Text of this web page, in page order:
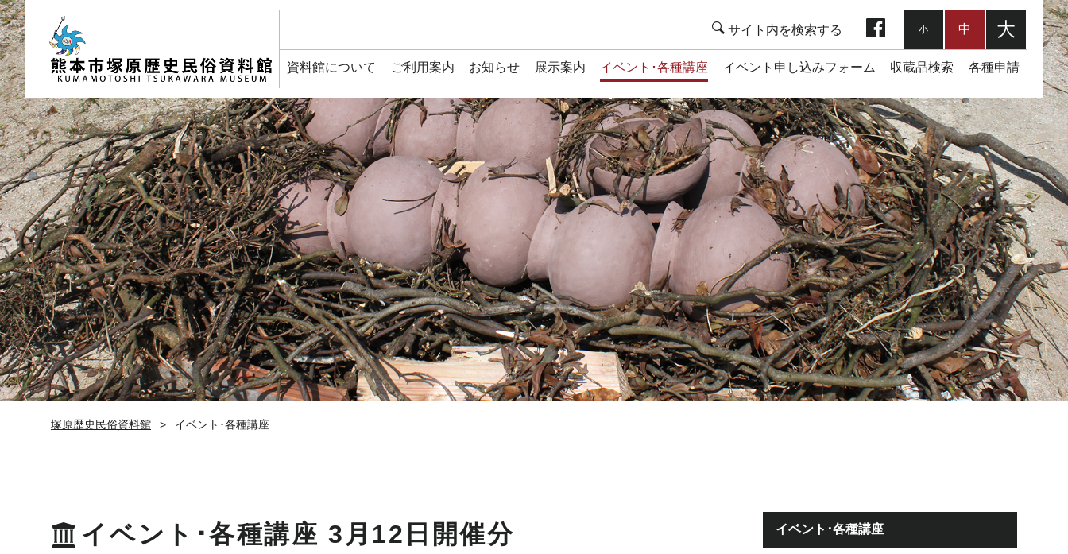
資料館について ご利用案内 お知らせ 展示案内 イベント･各種講座 イベント申し込みフォーム 収蔵品検索 各種申請
小 中 大
塚原歴史民俗資料館 イベント･各種講座
イベント･各種講座 3月12日開催分 イベント･各種講座